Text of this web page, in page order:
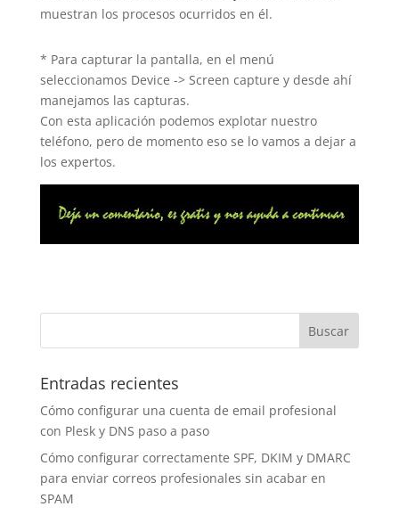
muestran los procesos ocurridos en él.
* Para capturar la pantalla, en el menú
seleccionamos Device -> Screen capture y desde ahí
manejamos las capturas.
Con esta aplicación podemos explotar nuestro
teléfono, pero de momento eso se lo vamos a dejar a
los expertos.
Entradas recientes
Cómo configurar una cuenta de email profesional
con Plesk y DNS paso a paso
Cómo configurar correctamente SPF, DKIM y DMARC
para enviar correos profesionales sin acabar en
SPAM